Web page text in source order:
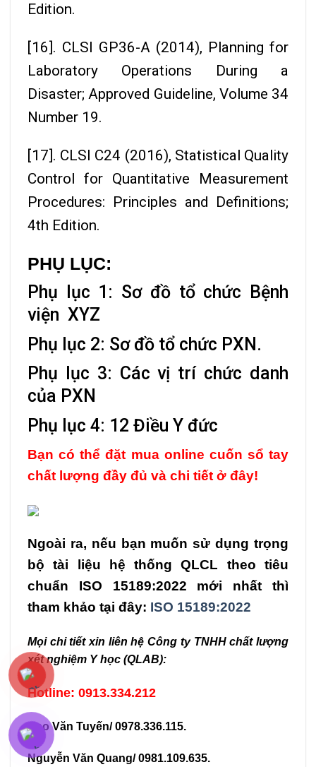
Edition.
[16]. CLSI GP36-A (2014), Planning for
Laboratory Operations During a
Disaster; Approved Guideline, Volume 34
Number 19.
[17]. CLSI C24 (2016), Statistical Quality
Control for Quantitative Measurement
Procedures: Principles and Definitions;
4th Edition.
PHỤ LỤC:
Phụ lục 1: Sơ đồ tổ chức Bệnh
viện XYZ
Phụ lục 2: Sơ đồ tổ chức PXN.
Phụ lục 3: Các vị trí chức danh
của PXN
Phụ lục 4: 12 Điều Y đức
Bạn có thể đặt mua online cuốn sổ tay
chất lượng đầy đủ và chi tiết ở đây!
Ngoài ra, nếu bạn muốn sử dụng trọng
bộ tài liệu hệ thống QLCL theo tiêu
chuẩn ISO 15189:2022 mới nhất thì
tham khảo tại đây: ISO 15189:2022
Mọi chi tiết xin liên hệ Công ty TNHH chất lượng
xét nghiệm Y học (QLAB):
Hotline: 0913.334.212
Cao Văn Tuyến/ 0978.336.115.
Nguyễn Văn Quang/ 0981.109.635.